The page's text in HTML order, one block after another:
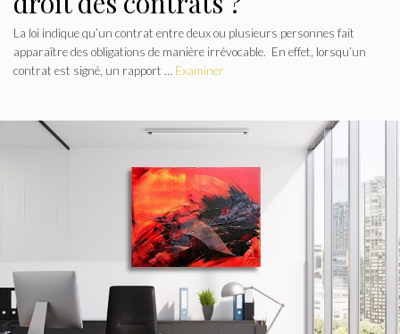
La loi indique qu’un contrat entre deux ou plusieurs personnes fait
apparaître des obligations de manière irrévocable. En effet, lorsqu’un
contrat est signé, un rapport … Examiner